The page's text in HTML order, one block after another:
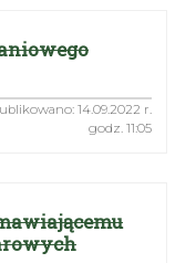
14.09.2022 r.
godz. 11:05